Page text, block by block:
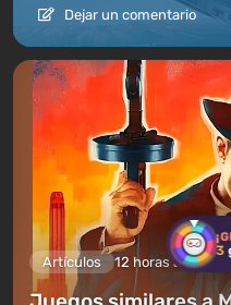
3
Dejar un comentario
Artículos 12 horas atrás